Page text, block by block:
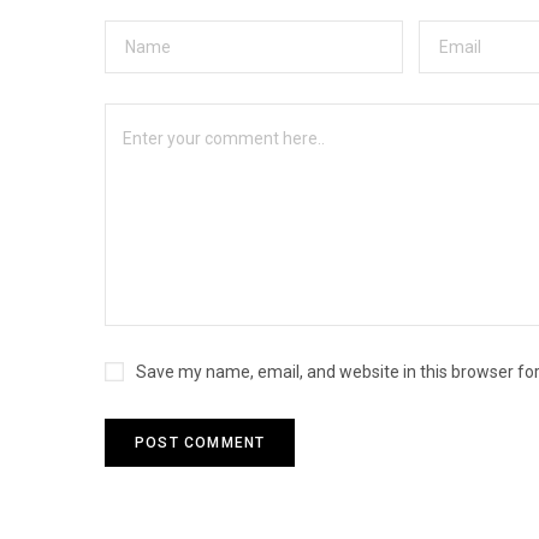
Save my name, email, and website in this browser